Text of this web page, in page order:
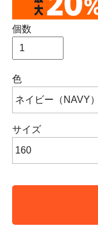
個数
色
サイズ